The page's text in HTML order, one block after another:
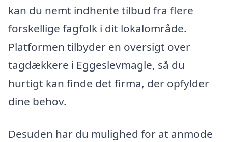
kan du nemt indhente tilbud fra flere
forskellige fagfolk i dit lokalområde.
Platformen tilbyder en oversigt over
tagdækkere i Eggeslevmagle, så du
hurtigt kan finde det firma, der opfylder
dine behov.
Desuden har du mulighed for at anmode